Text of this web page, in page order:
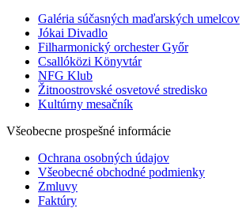
Galéria súčasných maďarských umelcov
Jókai Divadlo
Filharmonický orchester Győr
Csallóközi Könyvtár
NFG Klub
Žitnoostrovské osvetové stredisko
Kultúrny mesačník
Všeobecne prospešné informácie
Ochrana osobných údajov
Všeobecné obchodné podmienky
Zmluvy
Faktúry